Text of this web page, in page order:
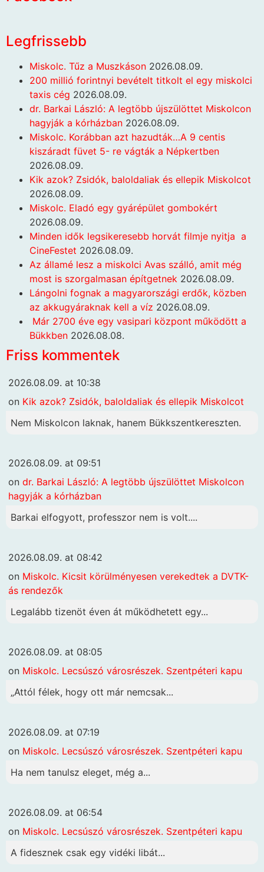
Legfrissebb
Miskolc. Tűz a Muszkáson 2026.08.09.
200 millió forintnyi bevételt titkolt el egy miskolci
taxis cég 2026.08.09.
dr. Barkai László: A legtöbb újszülöttet Miskolcon
hagyják a kórházban 2026.08.09.
Miskolc. Korábban azt hazudták…A 9 centis
kiszáradt füvet 5- re vágták a Népkertben
2026.08.09.
Kik azok? Zsidók, baloldaliak és ellepik Miskolcot
2026.08.09.
Miskolc. Eladó egy gyárépület gombokért
2026.08.09.
Minden idők legsikeresebb horvát filmje nyitja a
CineFestet 2026.08.09.
Az államé lesz a miskolci Avas szálló, amit még
most is szorgalmasan építgetnek 2026.08.09.
Lángolni fognak a magyarországi erdők, közben
az akkugyáraknak kell a víz 2026.08.09.
Már 2700 éve egy vasipari központ működött a
Bükkben 2026.08.08.
Friss kommentek
2026.08.09. at 10:38
on Kik azok? Zsidók, baloldaliak és ellepik Miskolcot
Nem Miskolcon laknak, hanem Bükkszentkereszten.
2026.08.09. at 09:51
on dr. Barkai László: A legtöbb újszülöttet Miskolcon
hagyják a kórházban
Barkai elfogyott, professzor nem is volt....
2026.08.09. at 08:42
on Miskolc. Kicsit körülményesen verekedtek a DVTK-
ás rendezők
Legalább tizenöt éven át működhetett egy...
2026.08.09. at 08:05
on Miskolc. Lecsúszó városrészek. Szentpéteri kapu
„Attól félek, hogy ott már nemcsak...
2026.08.09. at 07:19
on Miskolc. Lecsúszó városrészek. Szentpéteri kapu
Ha nem tanulsz eleget, még a...
2026.08.09. at 06:54
on Miskolc. Lecsúszó városrészek. Szentpéteri kapu
A fidesznek csak egy vidéki libát...